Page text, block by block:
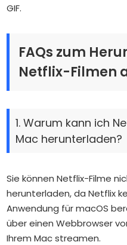
GIF.
FAQs zum
Netflix-Filmen
1. Warum kann ich
Mac herunterladen?
Sie können Netflix-Filme
herunterladen, da Netflix
Anwendung für macOS
über einen Webbrowser
Ihrem Mac streamen.